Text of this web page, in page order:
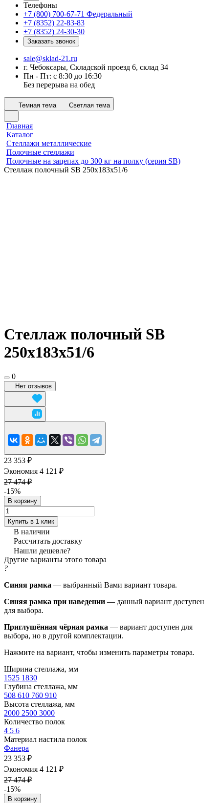
Телефоны
+7 (800) 700-67-71 Федеральный
+7 (8352) 22-83-83
+7 (8352) 24-30-30
Заказать звонок
sale@sklad-21.ru
г. Чебоксары, Складской проезд 6, склад 34
Пн - Пт: с 8:30 до 16:30
Без перерыва на обед
Темная тема Светлая тема
Главная
Каталог
Стеллажи металлические
Полочные стеллажи
Полочные на зацепах до 300 кг на полку (серия SB)
Стеллаж полочный SB 250х183х51/6
Стеллаж полочный SB
250х183х51/6
0
Нет отзывов
23 353 ₽
Экономия 4 121 ₽
27 474 ₽
-15%
В корзину
Купить в 1 клик
В наличии
Рассчитать доставку
Нашли дешевле?
Другие варианты этого товара
?
Синяя рамка — выбранный Вами вариант товара.
Синяя рамка при наведении — данный вариант доступен
для выбора.
Приглушённая чёрная рамка — вариант доступен для
выбора, но в другой комплектации.
Нажмите на вариант, чтобы изменить параметры товара.
Ширина стеллажа, мм
1525 1830
Глубина стеллажа, мм
508 610 760 910
Высота стеллажа, мм
2000 2500 3000
Количество полок
4 5 6
Материал настила полок
Фанера
23 353 ₽
Экономия 4 121 ₽
27 474 ₽
-15%
В корзину